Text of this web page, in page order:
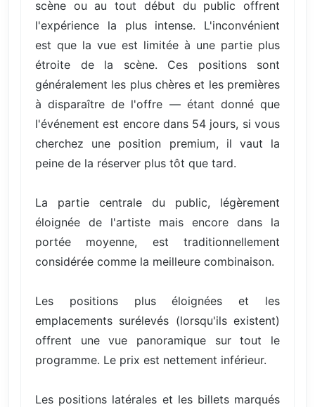
scène ou au tout début du public offrent
l'expérience la plus intense. L'inconvénient
est que la vue est limitée à une partie plus
étroite de la scène. Ces positions sont
généralement les plus chères et les premières
à disparaître de l'offre — étant donné que
l'événement est encore dans 54 jours, si vous
cherchez une position premium, il vaut la
peine de la réserver plus tôt que tard.
La partie centrale du public, légèrement
éloignée de l'artiste mais encore dans la
portée moyenne, est traditionnellement
considérée comme la meilleure combinaison.
Les positions plus éloignées et les
emplacements surélevés (lorsqu'ils existent)
offrent une vue panoramique sur tout le
programme. Le prix est nettement inférieur.
Les positions latérales et les billets marqués